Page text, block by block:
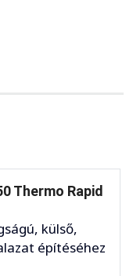
Thermo Rapid
külső,
építéséhez